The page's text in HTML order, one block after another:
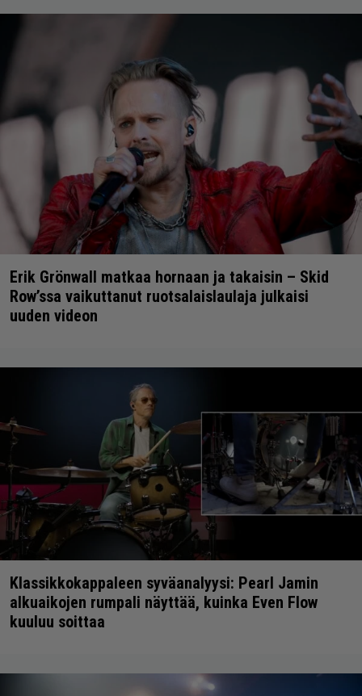
Erik Grönwall matkaa hornaan ja takaisin – Skid
Row’ssa vaikuttanut ruotsalaislaulaja julkaisi
uuden videon
Klassikkokappaleen syväanalyysi: Pearl Jamin
alkuaikojen rumpali näyttää, kuinka Even Flow
kuuluu soittaa